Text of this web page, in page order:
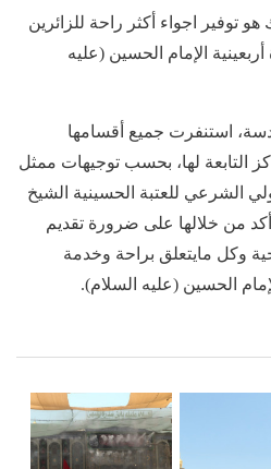
توفير اجواء أكثر راحة للزائرين
الإمام الحسين (عليه
استنفرت جميع أقسامها
التابعة لها، بحسب توجيهات ممثل
الشرعي للعتبة الحسينية الشيخ
أكد من خلالها على ضرورة تقديم
وكل مايتعلق براحة وخدمة
الإمام الحسين (عليه السلام).